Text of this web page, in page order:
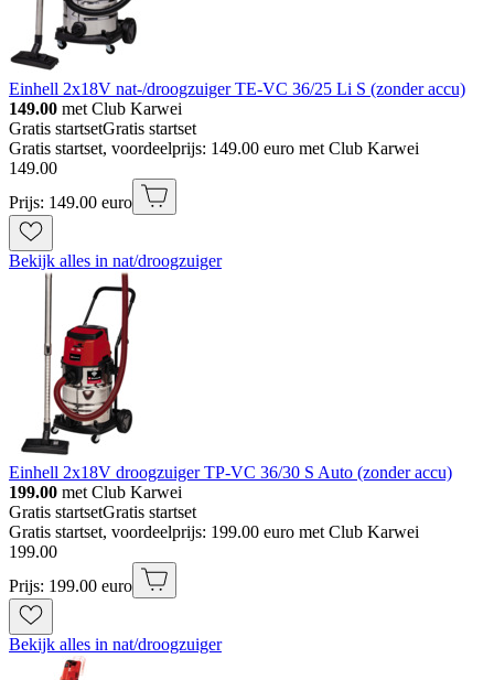
Einhell 2x18V nat-/droogzuiger TE-VC 36/25 Li S (zonder accu)
149.00 met Club Karwei
Gratis startsetGratis startset
Gratis startset, voordeelprijs: 149.00 euro met Club Karwei
149.00
Prijs: 149.00 euro
Bekijk alles in nat/droogzuiger
Einhell 2x18V droogzuiger TP-VC 36/30 S Auto (zonder accu)
199.00 met Club Karwei
Gratis startsetGratis startset
Gratis startset, voordeelprijs: 199.00 euro met Club Karwei
199.00
Prijs: 199.00 euro
Bekijk alles in nat/droogzuiger